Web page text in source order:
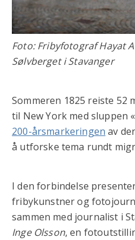
Foto: Fribyfotograf Hayat
Sølvberget i Stavanger
Sommeren 1825 reiste 52
til New York med sluppen
200-årsmarkeringen av
å utforske tema rundt
I den forbindelse
fribykunstner og
sammen med journalist i
Inge Olsson, en